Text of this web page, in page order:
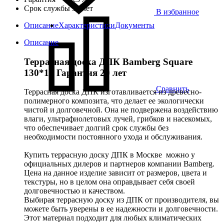
В избранное
Сравнить
Срок службы 50 лет
ОписаниеХарактеристикиДокументы
Описание
Террасная доска ДПК Bamberg Square
130*19
Гарантия 20 лет
Террасная доска ДПК изготавливается из древесно-
полимерного композита, что делает ее экологически
чистой и долговечной. Она не подвержена воздействию
влаги, ультрафиолетовых лучей, грибков и насекомых,
что обеспечивает долгий срок службы без
необходимости постоянного ухода и обслуживания.
Купить террасную доску ДПК в Москве можно у
официальных дилеров и партнеров компании Bamberg.
Цена на данное изделие зависит от размеров, цвета и
текстуры, но в целом она оправдывает себя своей
долговечностью и качеством.
Выбирая террасную доску из ДПК от производителя, вы
можете быть уверены в ее надежности и долговечности.
Этот материал подходит для любых климатических